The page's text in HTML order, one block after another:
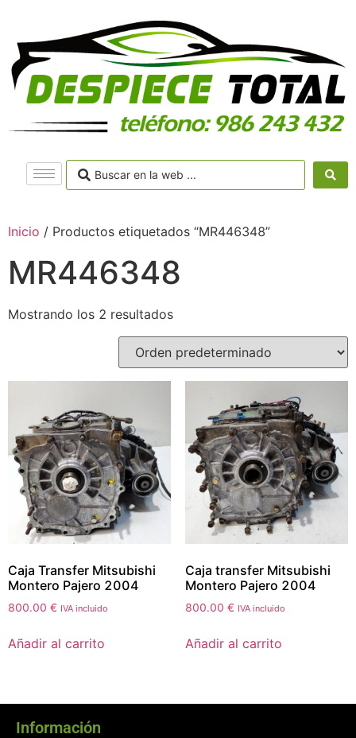
Inicio / Productos etiquetados “MR446348”
MR446348
Mostrando los 2 resultados
Caja Transfer Mitsubishi
Montero Pajero 2004
800.00 € IVA incluido
Añadir al carrito
Caja transfer Mitsubishi
Montero Pajero 2004
800.00 € IVA incluido
Añadir al carrito
Información